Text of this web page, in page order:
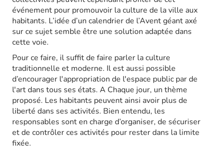
événement pour promouvoir la culture de la ville aux
habitants. L’idée d’un calendrier de l’Avent géant axé
sur ce sujet semble être une solution adaptée dans
cette voie.
Pour ce faire, il suffit de faire parler la culture
traditionnelle et moderne. Il est aussi possible
d’encourager l'appropriation de l'espace public par de
l'art dans tous ses états. A Chaque jour, un thème
proposé. Les habitants peuvent ainsi avoir plus de
liberté dans ses activités. Bien entendu, les
responsables sont en charge d’organiser, de sécuriser
et de contrôler ces activités pour rester dans la limite
fixée.